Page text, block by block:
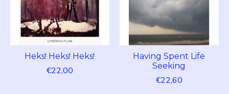
Heks! Heks! Heks!
€22,00
Having Spent Life
Seeking
€22,60